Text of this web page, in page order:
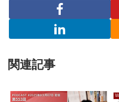
関連記事